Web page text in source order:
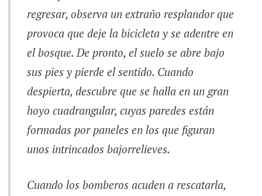
regresar, observa un extraño resplandor que
provoca que deje la bicicleta y se adentre en
el bosque. De pronto, el suelo se abre bajo
sus pies y pierde el sentido. Cuando
despierta, descubre que se halla en un gran
hoyo cuadrangular, cuyas paredes están
formadas por paneles en los que figuran
unos intrincados bajorrelieves.
Cuando los bomberos acuden a rescatarla,